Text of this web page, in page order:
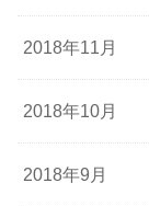
2018年11月
2018年10月
2018年9月